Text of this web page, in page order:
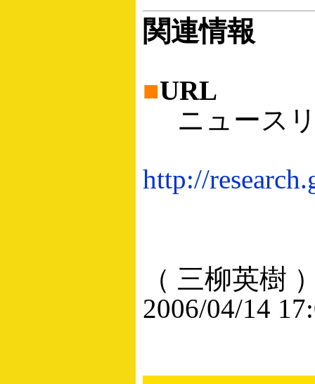
関連情報
■URL
ニュース
http://
（ 三柳英樹
2006/04/14